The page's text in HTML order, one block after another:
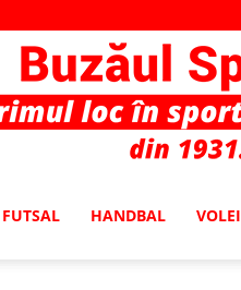
FUTSAL HANDBAL VOLEI